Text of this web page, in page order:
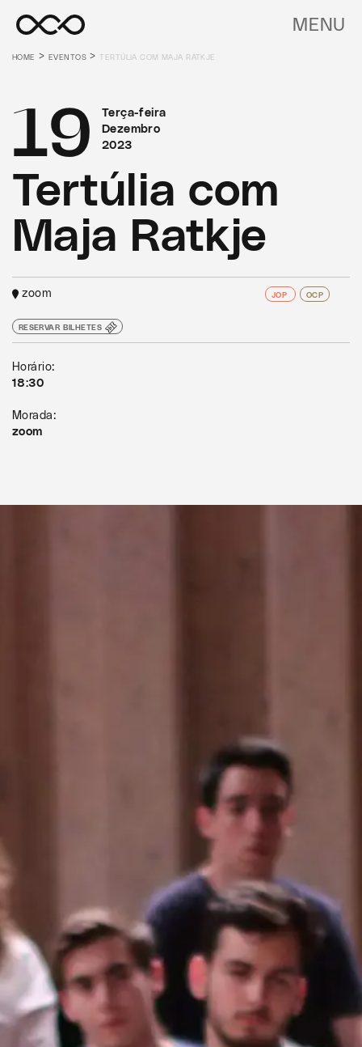
MENU
HOME >EVENTOS >TERTÚLIA COM MAJA RATKJE
Terça-feira
Dezembro
2023
19
Tertúlia com
Maja Ratkje
zoom JOP OCP
RESERVAR BILHETES
Horário:
18:30
Morada:
zoom